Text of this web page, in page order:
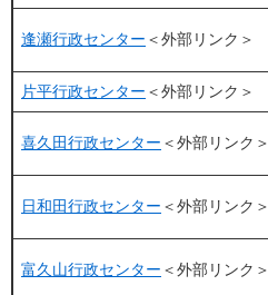
逢瀬行政センター ＜外部リンク＞
片平行政センター ＜外部リンク＞
喜久田行政センター ＜外部リンク＞
日和田行政センター ＜外部リンク＞
富久山行政センター ＜外部リンク＞